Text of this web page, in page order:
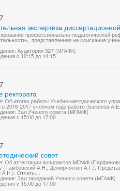
экспертиза
профессионально-педагогической
представленная на соискание
Аудитория 327 (МГАФК)
с 12:15 до 14:15
ректората
Об итогах работы Учебно-методического
в 2016-2017 учебном году работе (Баженов
Зал Ученого совета (МГАФК)
с 15:00 до 17:00
совет
Об аттестации аспирантов МГАФК
(Тамбовский А.Н., Демирчоглян А.Г.).
Отчеты...
Зал заседаний Ученого совета (МГАФК)
с 15:00 до 17:00